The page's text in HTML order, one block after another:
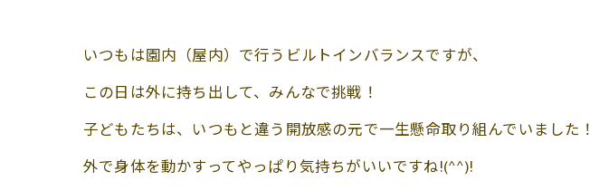
いつもは園内（屋内）で行うビルトインバランスですが、
この日は外に持ち出して、みんなで挑戦！
子どもたちは、いつもと違う開放感の元で一生懸命取り組んでいました！
外で身体を動かすってやっぱり気持ちがいいですね!(^^)!